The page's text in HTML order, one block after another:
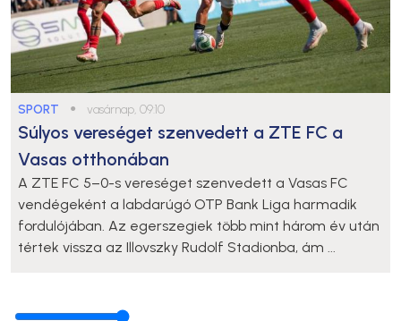
SPORT ● vasárnap, 09:10
Súlyos vereséget szenvedett a ZTE FC a
Vasas otthonában
A ZTE FC 5–0-s vereséget szenvedett a Vasas FC
vendégeként a labdarúgó OTP Bank Liga harmadik
fordulójában. Az egerszegiek több mint három év után
tértek vissza az Illovszky Rudolf Stadionba, ám ...